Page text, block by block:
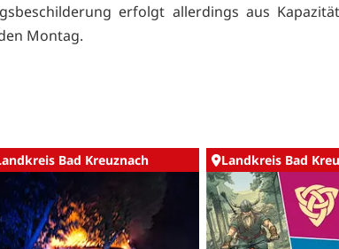
erfolgt allerdings aus
Montag.
Bad Kreuznach Landkreis Bad